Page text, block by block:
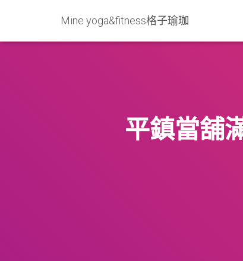
Mine yoga&fitness格子瑜珈
平鎮當舖